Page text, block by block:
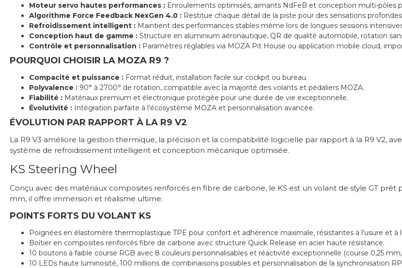
Moteur servo hautes performances : Enroulements optimisés, aimants NdFeB et conception multi-pôles
Algorithme Force Feedback NexGen 4.0 : Restitue chaque détail de la piste pour des sensations
Refroidissement intelligent : Maintient des performances stables même lors de longues sessions
Conception haut de gamme : Structure en aluminium aéronautique, QR de qualité automobile, rotation
Contrôle et personnalisation : Paramètres réglables via MOZA Pit House ou application mobile cloud,
POURQUOI CHOISIR LA MOZA R9 ?
Compacité et puissance : Format réduit, installation facile sur cockpit ou bureau.
Polyvalence : 90° à 2700° de rotation, compatible avec la majorité des volants et pédaliers MOZA.
Fiabilité : Matériaux premium et électronique protégée pour une durée de vie exceptionnelle.
Évolutivité : Intégration parfaite à l’écosystème MOZA et personnalisation avancée.
ÉVOLUTION PAR RAPPORT À LA R9 V2
La R9 V3 améliore la gestion thermique, la précision et la compatibilité logicielle par rapport à la R9 V2,
système de refroidissement intelligent et conception mécanique optimisée.
KS Steering Wheel
Conçu avec des matériaux composites renforcés en fibre de carbone, le KS est un volant de style GT
mm, il offre immersion et réalisme ultime.
POINTS FORTS DU VOLANT KS
Poignées en élastomère thermoplastique TPE pour confort et adhérence maximale, résistantes à l’usure et à
Boîtier en composites renforcés fibre de carbone avec structure Quick Release en acier haute résistance.
10 boutons à faible course RGB avec 8 couleurs personnalisables et réactivité exceptionnelle (course 0,25
10 LEDs haute luminosité, 100 millions de combinaisons possibles et personnalisation de la synchronisation